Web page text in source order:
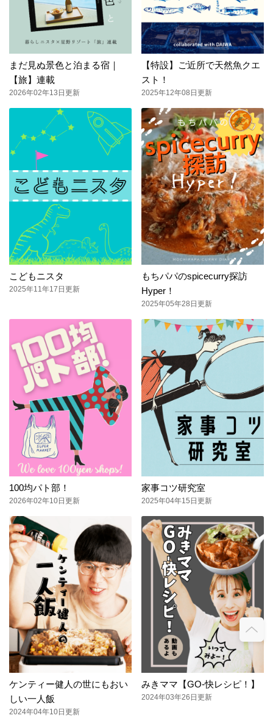
まだ見ぬ景色と泊まる宿｜
【旅】連載
2026年02年13日更新
【特設】ご近所で天然魚クエ
スト！
2025年12年08日更新
こどもニスタ
2025年11年17日更新
もちパパのspicecurry探訪
Hyper！
2025年05年28日更新
100均パト部！
2026年02年10日更新
家事コツ研究室
2025年04年15日更新
ケンティー健人の世にもおい
しい一人飯
2024年04年10日更新
みきママ【GO-快レシピ！】
2024年03年26日更新